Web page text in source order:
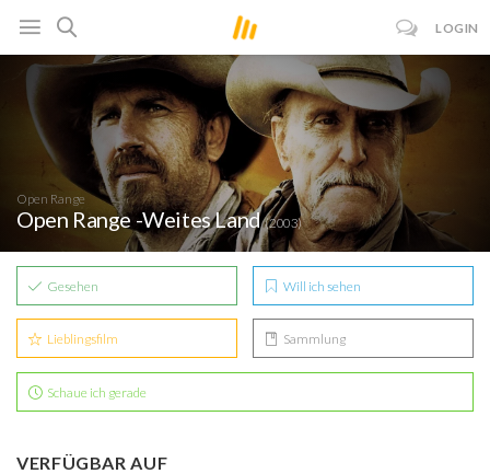
LOGIN
Open Range
Open Range -Weites Land(2003)
Gesehen Will ich sehen
Lieblingsfilm Sammlung
Schaue ich gerade
VERFÜGBAR AUF